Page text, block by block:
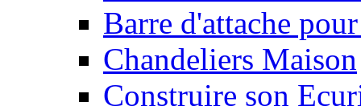
Barre d'attache
Chandeliers Maison
Construire son